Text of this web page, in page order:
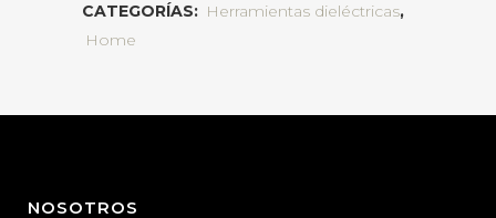
CATEGORÍAS: Herramientas dieléctricas,
Home
NOSOTROS